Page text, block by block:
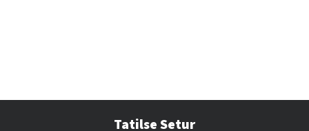
Tatilse Setur